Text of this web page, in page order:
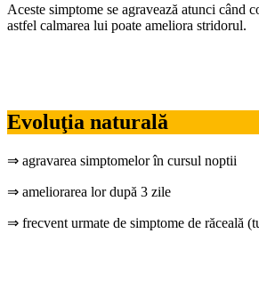
Aceste simptome se agravează atunci când
astfel calmarea lui poate ameliora stridorul.
Evoluţia naturală
⇒ agravarea simptomelor în cursul noptii
⇒ ameliorarea lor după 3 zile
⇒ frecvent urmate de simptome de răceală